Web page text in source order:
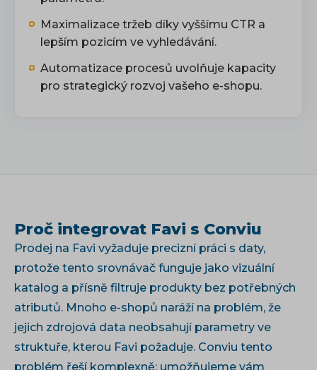
Maximalizace tržeb díky vyššímu CTR a
lepším pozicím ve vyhledávání.
Automatizace procesů uvolňuje kapacity
pro strategický rozvoj vašeho e-shopu.
Proč integrovat Favi s Conviu
Prodej na Favi vyžaduje precizní práci s daty,
protože tento srovnávač funguje jako vizuální
katalog a přísně filtruje produkty bez potřebných
atributů. Mnoho e-shopů naráží na problém, že
jejich zdrojová data neobsahují parametry ve
struktuře, kterou Favi požaduje. Conviu tento
problém řeší komplexně: umožňujeme vám